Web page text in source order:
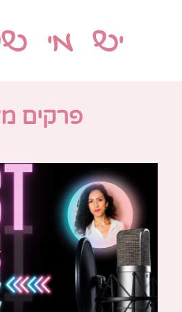
יש מי
פרקים